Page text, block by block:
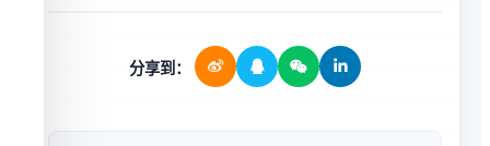
分享到：